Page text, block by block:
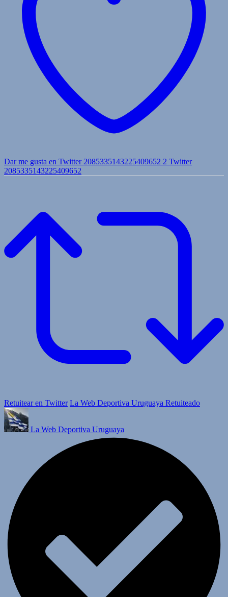
Dar me gusta en Twitter 2085335143225409652 2 Twitter
2085335143225409652
Retuitear en Twitter La Web Deportiva Uruguaya Retuiteado
La Web Deportiva Uruguaya